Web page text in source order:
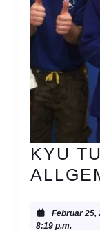
KYU
Februar 25,
8:19 p.m.